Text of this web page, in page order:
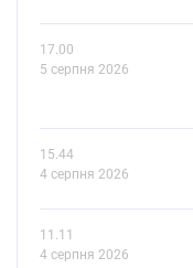
17.00
5 серпня 2026
15.44
4 серпня 2026
11.11
4 серпня 2026